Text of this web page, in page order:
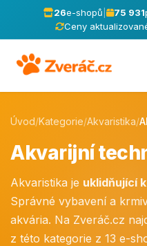
26e-shopů 75 931
Ceny
Úvod/Kategorie/Akvaristika/
Akvarijní
Akvaristika je uklidňující
Správné vybavení a
akvária. Na Zveráč.cz
z této kategorie z 13 e-